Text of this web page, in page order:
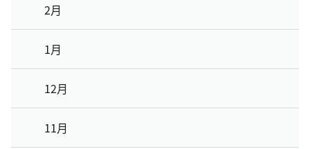
2月
1月
12月
11月